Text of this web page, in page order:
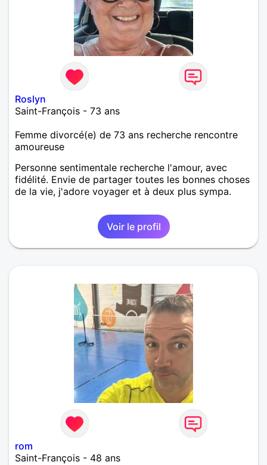
Roslyn
Saint-François - 73 ans
Femme divorcé(e) de 73 ans recherche rencontre
amoureuse
Personne sentimentale recherche l'amour, avec
fidélité. Envie de partager toutes les bonnes choses
de la vie, j'adore voyager et à deux plus sympa.
Voir le profil
rom
Saint-François - 48 ans